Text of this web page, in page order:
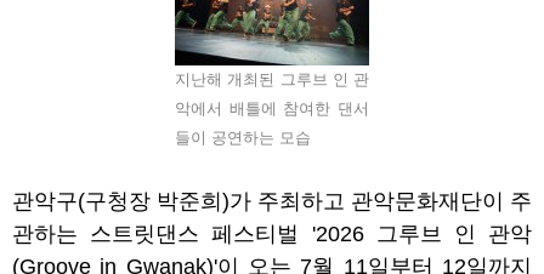
지난해 개최된 그루브 인 관
악에서 배틀에 참여한 댄서
들이 공연하는 모습
관악구(구청장 박준희 )가 주최하고 관악문화재단이 주
관하는 스트릿댄스 페스티벌 '2026 그루브 인 관악
(Groove in Gwanak)'이 오는 7월 11일부터 12일까지